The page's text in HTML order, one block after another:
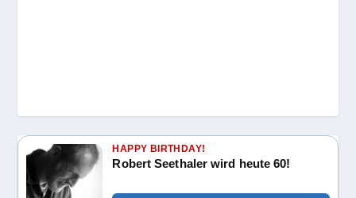
HAPPY BIRTHDAY!
Robert Seethaler wird heute 60!